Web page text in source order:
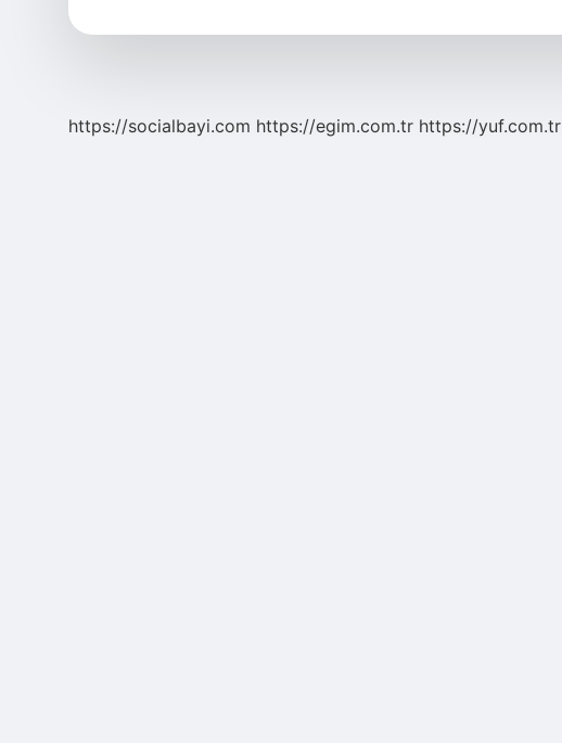
https://socialbayi.com https://egim.com.tr https://yuf.com.tr